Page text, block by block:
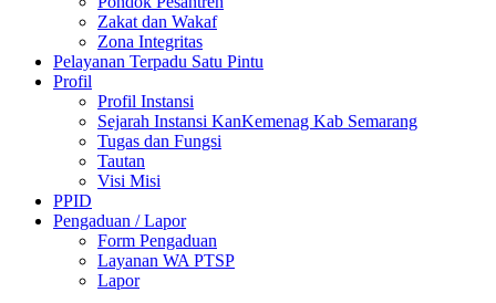
Zakat dan Wakaf
Zona Integritas
Pelayanan Terpadu Satu Pintu
Profil
Profil Instansi
Sejarah Instansi KanKemenag Kab Semarang
Tugas dan Fungsi
Tautan
Visi Misi
PPID
Pengaduan / Lapor
Form Pengaduan
Layanan WA PTSP
Lapor